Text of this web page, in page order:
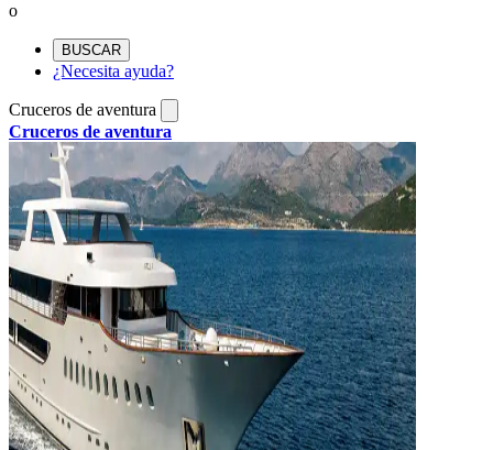
o
BUSCAR
¿Necesita ayuda?
Cruceros de aventura
Cruceros de aventura